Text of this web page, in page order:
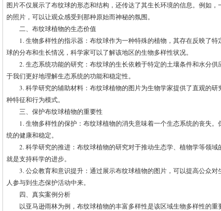
图片不仅展示了布纹球的形态和结构，还传达了其生长环境的信息。例如
的照片，可以让观众感受到那种原始而神秘的氛围。
二、布纹球植物的生态价值
1. 生物多样性的指示器：布纹球作为一种特殊的植物，其存在反映了
球的分布和生长情况，科学家可以了解该地区的生物多样性状况。
2. 生态系统功能的研究：布纹球的生长依赖于特定的土壤条件和水分
于我们更好地理解生态系统的功能和稳定性。
3. 科学研究的辅助材料：布纹球植物的图片为生物学家提供了直观的
种特征和行为模式。
三、保护布纹球植物的重要性
1. 生物多样性的保护：布纹球植物的消失意味着一个生态系统的丧失
统的健康和稳定。
2. 科学研究的推进：布纹球植物的研究对于推动生态学、植物学等领
就是支持科学的进步。
3. 公众教育和意识提升：通过展示布纹球植物的图片，可以提高公众
人参与到生态保护活动中来。
四、真实案例分析
以亚马逊雨林为例，布纹球植物的丰富多样性是该区域生物多样性的